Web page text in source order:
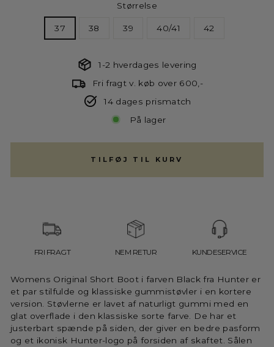
Størrelse
37 38 39 40/41 42
1-2 hverdages levering
Fri fragt v. køb over 600,-
14 dages prismatch
På lager
TILFØJ TIL KURV
FRI FRAGT NEM RETUR KUNDESERVICE
Womens Original Short Boot i farven Black fra Hunter er
et par stilfulde og klassiske gummistøvler i en kortere
version. Støvlerne er lavet af naturligt gummi med en
glat overflade i den klassiske sorte farve. De har et
justerbart spænde på siden, der giver en bedre pasform
og et ikonisk Hunter-logo på forsiden af skaftet. Sålen